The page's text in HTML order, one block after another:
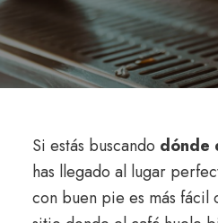
Si estás buscando dónde
has llegado al lugar
con buen pie es más fácil